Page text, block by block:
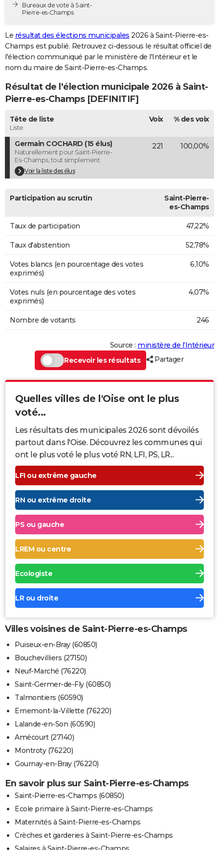
Destinations
City break
Voyage nature
Voyage de noces
Forum
PHOTO
GUIDES D'ACHAT
BONS PLANS
CARTE DE VOEUX
Carte de Noël
Carte Bonne année
Carte Saint-Valentin
Carte Pâques
Carte d'anniversaire
DICTIONNAIRE
COPAINS D'AVANT
S'inscrire
Se connecter
Lycées
Collèges
Primaires
Universités
Entreprises
Service militaire
Avis de recherche
AVIS DE DÉCÈS
FORUM
Bureaux de vote à Saint-
Pierre-es-Champs
Le résultat des élections municipales 2026 à Saint-Pierre-es-
Champs est publié. Retrouvez ci-dessous le résultat officiel de
l'élection communiqué par le ministère de l'Intérieur et le
nom du maire de Saint-Pierre-es-Champs.
Résultat de l'élection municipale 2026 à Saint-
Pierre-es-Champs [DEFINITIF]
Tête de liste
Liste
Voix % des voix
Germain COCHARD (15 élus)
Naturellement pour Saint-Pierre-
Es-Champs, tout simplement
Voir la liste des élus
221 100,00%
Participation au scrutin
Saint-Pierre-
es-Champs
Taux de participation 47,22%
Taux d'abstention 52,78%
Votes blancs (en pourcentage des votes
exprimés)
6,10%
Votes nuls (en pourcentage des votes
exprimés)
4,07%
Nombre de votants 246
Source : ministère de l’Intérieur
Recevoir les résultats
Partager
Quelles villes de l'Oise ont le plus
voté...
Les résultats des municipales 2026 sont dévoilés
partout dans l'Oise. Découvrez les communes qui
ont le plus voté le plus voté RN, LFI, PS, LR...
LFI ou extrême gauche
RN ou extrême droite
PS ou gauche
LREM ou centre
Ecologiste
LR ou droite
Villes voisines de Saint-Pierre-es-Champs
Puiseux-en-Bray (60850)
Bouchevilliers (27150)
Neuf-Marché (76220)
Saint-Germer-de-Fly (60850)
Talmontiers (60590)
Ernemont-la-Villette (76220)
Lalande-en-Son (60590)
Amécourt (27140)
Montroty (76220)
Gournay-en-Bray (76220)
En savoir plus sur Saint-Pierre-es-Champs
Saint-Pierre-es-Champs (60850)
Ecole primaire à Saint-Pierre-es-Champs
Maternités à Saint-Pierre-es-Champs
Crèches et garderies à Saint-Pierre-es-Champs